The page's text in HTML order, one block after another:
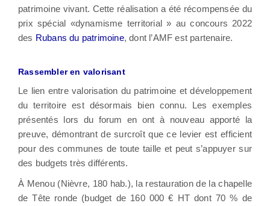
patrimoine vivant. Cette réalisation a été récompensée du
prix spécial «dynamisme territorial » au concours 2022
des Rubans du patrimoine, dont l’AMF est partenaire.
Rassembler en valorisant
Le lien entre valorisation du patrimoine et développement
du territoire est désormais bien connu. Les exemples
présentés lors du forum en ont à nouveau apporté la
preuve, démontrant de surcroît que ce levier est efficient
pour des communes de toute taille et peut s’appuyer sur
des budgets très différents.
À Menou (Nièvre, 180 hab.), la restauration de la chapelle
de Tête ronde (budget de 160 000 € HT dont 70 % de